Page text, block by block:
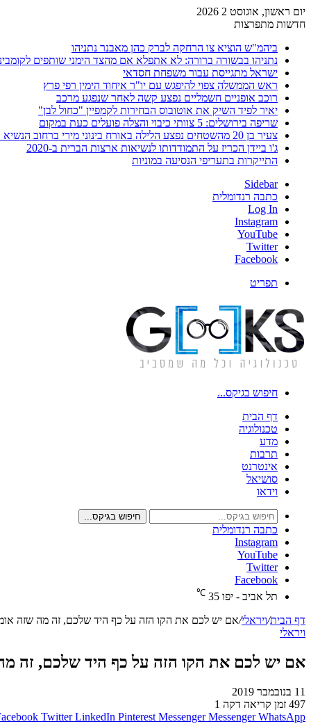
יום ראשון, אוגוסט 2 2026
חדשות מתפרצות
ביהמ"ש הוציא צו הרחקה לברק כהן מאבנר נתניהו
נתניהו בבשורה ברורה: לא אתפלא אם מהצד הימני שותפים
ישראל מתגייסת עבור משפחת חסדאי
ראש הממשלה צפוי להיפגש עם יו"ר איחוד הימין רפי פרץ
רוכב אופניים חשמליים נפצע קשה לאחר שנפגע מרכב
יאיר לפיד השיק את אוטובוס הבחירות לקמפיין "כחול לבן"
שריפה בירושלים: 5 צוותי כיבוי והצלה פועלים כעת במקום
צעיר בן 20 מהשטחים נפצע הלילה באורח בינוני מירי ברחוב הנשיא וייצמן בחדרה
ג'ו ביידן הכריז על התמודדותו לנשיאות ארצות הברית ב-2020
התייקרות בתעריפי הנסיעה במוניות
Sidebar
כתבה רנדומלית
Log In
Instagram
YouTube
Twitter
Facebook
תפריט
חיפוש בגיקס...
דף הבית
טכנולוגיה
מדע
תרבות
אינטרנט
סושיאל
וידאו
חיפוש בגיקס...
כתבה רנדומלית
Instagram
YouTube
Twitter
Facebook
תל אביב - יפו 35
℃
דף הבית/ויראלי/אם יש לכם את הקו הזה על כף היד שלכם, זה מה שזה
ויראלי
אם יש לכם את הקו הזה על כף היד שלכם, זה
11 בנובמבר 2019
497 זמן קריאה דקה 1
Twitter LinkedIn Pinterest Messenger Messenger WhatsApp